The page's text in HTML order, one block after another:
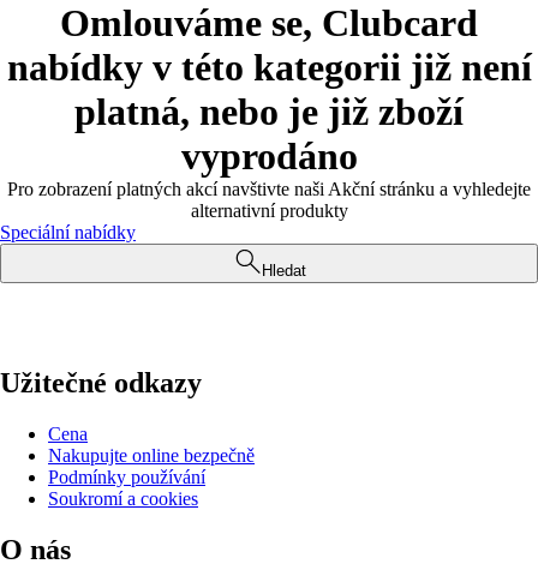
Omlouváme se, Clubcard
nabídky v této kategorii již není
platná, nebo je již zboží
vyprodáno
Pro zobrazení platných akcí navštivte naši Akční stránku a vyhledejte
alternativní produkty
Speciální nabídky
Hledat
Užitečné odkazy
Cena
Nakupujte online bezpečně
Podmínky používání
Soukromí a cookies
O nás